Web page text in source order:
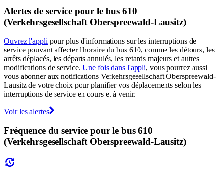
Alertes de service pour le bus 610
(Verkehrsgesellschaft Oberspreewald-Lausitz)
Ouvrez l'appli pour plus d'informations sur les interruptions de
service pouvant affecter l'horaire du bus 610, comme les détours, les
arrêts déplacés, les départs annulés, les retards majeurs et autres
modifications de service. Une fois dans l'appli, vous pourrez aussi
vous abonner aux notifications Verkehrsgesellschaft Oberspreewald-
Lausitz de votre choix pour planifier vos déplacements selon les
interruptions de service en cours et à venir.
Voir les alertes
Fréquence du service pour le bus 610
(Verkehrsgesellschaft Oberspreewald-Lausitz)